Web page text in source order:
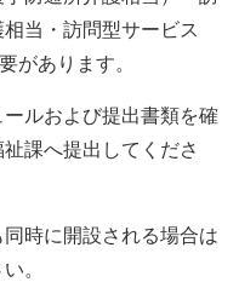
当・訪問型サービス
があります。
ルおよび提出書類を確
課へ提出してくださ
時に開設される場合は
。